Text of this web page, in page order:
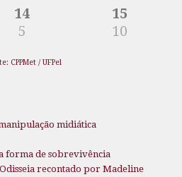
14
5
15
10
CPPMet / UFPel
midiática
forma de sobrevivência
recontado por Madeline